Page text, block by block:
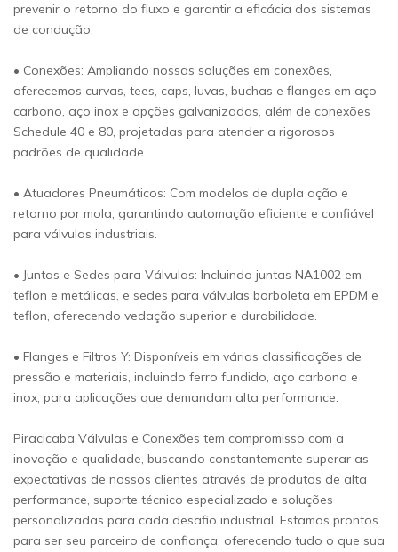
prevenir o retorno do fluxo e garantir a eficácia dos sistemas
de condução.
• Conexões: Ampliando nossas soluções em conexões,
oferecemos curvas, tees, caps, luvas, buchas e flanges em aço
carbono, aço inox e opções galvanizadas, além de conexões
Schedule 40 e 80, projetadas para atender a rigorosos
padrões de qualidade.
• Atuadores Pneumáticos: Com modelos de dupla ação e
retorno por mola, garantindo automação eficiente e confiável
para válvulas industriais.
• Juntas e Sedes para Válvulas: Incluindo juntas NA1002 em
teflon e metálicas, e sedes para válvulas borboleta em EPDM e
teflon, oferecendo vedação superior e durabilidade.
• Flanges e Filtros Y: Disponíveis em várias classificações de
pressão e materiais, incluindo ferro fundido, aço carbono e
inox, para aplicações que demandam alta performance.
Piracicaba Válvulas e Conexões tem compromisso com a
inovação e qualidade, buscando constantemente superar as
expectativas de nossos clientes através de produtos de alta
performance, suporte técnico especializado e soluções
personalizadas para cada desafio industrial. Estamos prontos
para ser seu parceiro de confiança, oferecendo tudo o que sua